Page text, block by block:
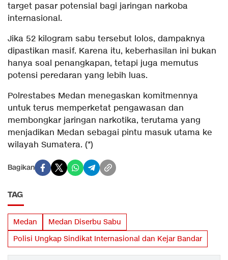
target pasar potensial bagi jaringan narkoba
internasional.
Jika 52 kilogram sabu tersebut lolos, dampaknya
dipastikan masif. Karena itu, keberhasilan ini bukan
hanya soal penangkapan, tetapi juga memutus
potensi peredaran yang lebih luas.
Polrestabes Medan menegaskan komitmennya
untuk terus memperketat pengawasan dan
membongkar jaringan narkotika, terutama yang
menjadikan Medan sebagai pintu masuk utama ke
wilayah Sumatera. (*)
Bagikan
TAG
Medan
Medan Diserbu Sabu
Polisi Ungkap Sindikat Internasional dan Kejar Bandar